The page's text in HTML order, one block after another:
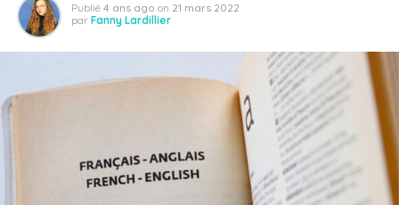
Publié 4 ans ago on 21 mars 2022
par Fanny Lardillier